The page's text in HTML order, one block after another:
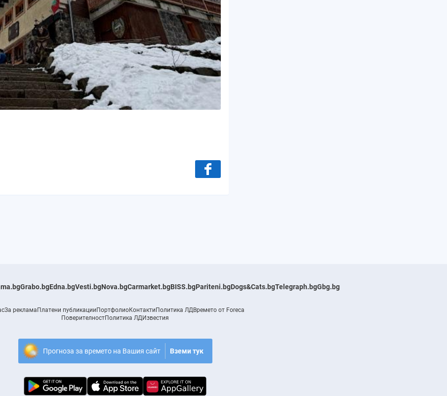
Grabo.bgEdna.bgVesti.bgNova.bgCarmarket.bgBISS.bgPariteni.bgDogs&Cats.bgTelegraph.bgGbg.bg
За рекламаПлатени публикацииПортфолиоКонтактиПолитика ЛДВремето от Foreca
ПоверителностПолитика ЛДИзвестия
Прогноза за времето на Вашия сайт Вземи тук